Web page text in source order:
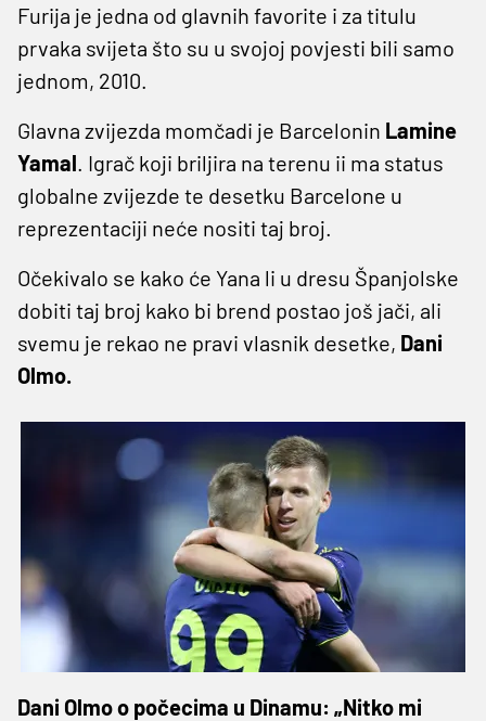
Furija je jedna od glavnih favorite i za titulu
prvaka svijeta što su u svojoj povjesti bili samo
jednom, 2010.
Glavna zvijezda momčadi je Barcelonin Lamine
Yamal. Igrač koji briljira na terenu ii ma status
globalne zvijezde te desetku Barcelone u
reprezentaciji neće nositi taj broj.
Očekivalo se kako će Yana li u dresu Španjolske
dobiti taj broj kako bi brend postao još jači, ali
svemu je rekao ne pravi vlasnik desetke, Dani
Olmo.
Dani Olmo o počecima u Dinamu: „Nitko mi